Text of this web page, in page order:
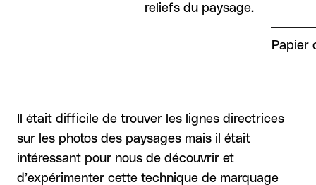
reliefs du paysage.
Papier
Il était difficile de trouver les lignes directrices
sur les photos des paysages mais il était
intéressant pour nous de découvrir et
d’expérimenter cette technique de marquage